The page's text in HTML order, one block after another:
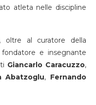
atleta nelle discipline
oltre al curatore della
fondatore e insegnante
Giancarlo Caracuzzo,
Abatzoglu, Fernando